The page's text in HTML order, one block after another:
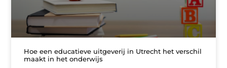
Hoe een educatieve uitgeverij in Utrecht het verschil
maakt in het onderwijs